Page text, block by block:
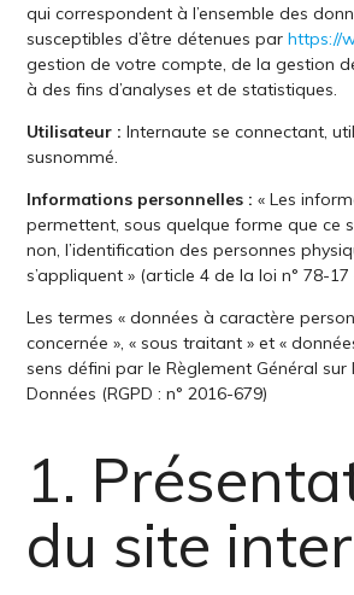
qui correspondent à l’ensemble des
susceptibles d’être détenues parhttps://
gestion de votre compte, de la gestion
à des fins d’analyses et de statistiques.
Utilisateur : Internaute se connectant,
susnommé.
Informations personnelles : « Les
permettent, sous quelque forme que ce
non, l’identification des personnes
s’appliquent » (article 4 de la loi n° 78-17
Les termes « données à caractère
concernée », « sous traitant » et «
sens défini par le Règlement Général
Données (RGPD : n° 2016-679)
1.
du site